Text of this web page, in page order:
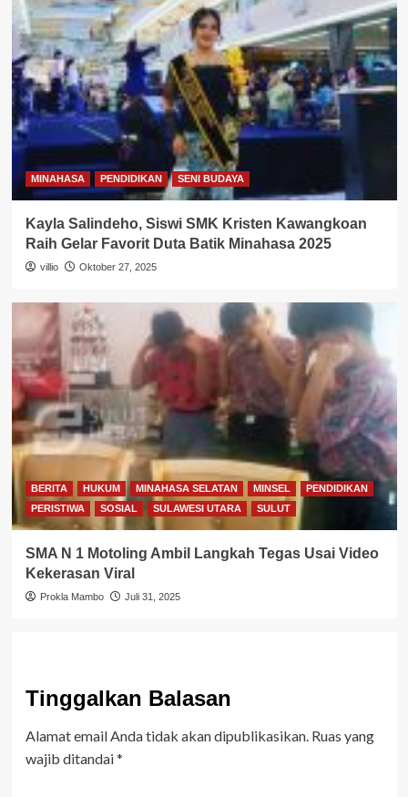
MINAHASA PENDIDIKAN SENI BUDAYA
Kayla Salindeho, Siswi SMK Kristen Kawangkoan
Raih Gelar Favorit Duta Batik Minahasa 2025
villio Oktober 27, 2025
BERITA HUKUM MINAHASA SELATAN MINSEL
PENDIDIKAN
PERISTIWA
SOSIAL SULAWESI UTARA SULUT
SMA N 1 Motoling Ambil Langkah Tegas Usai Video
Kekerasan Viral
Prokla Mambo Juli 31, 2025
Tinggalkan Balasan
Alamat email Anda tidak akan dipublikasikan. Ruas yang
wajib ditandai*